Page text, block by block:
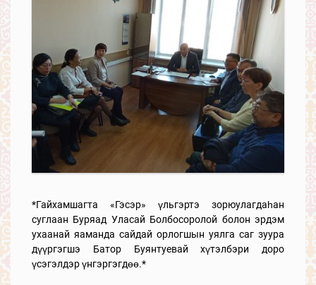
*Гайхамшагта «Гэсэр» үльгэртэ зорюулагдаһан
суглаан Буряад Уласай Болбосоролой болон эрдэм
ухаанай яаманда сайдай орлогшын уялга саг зуура
дүүргэгшэ Батор Буянтуевай хүтэлбэри доро
үсэгэлдэр үнгэргэгдөө.*